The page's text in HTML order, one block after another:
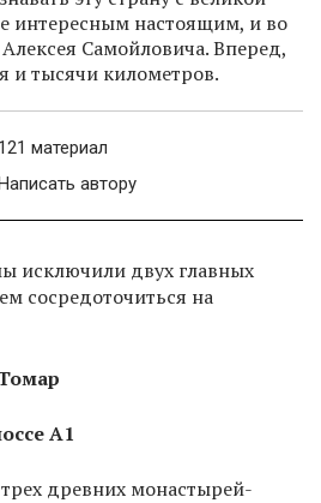
интересным настоящим, и во
Самойловича. Вперед,
и тысячи километров.
121 материал
автору
исключили двух главных
сосредоточиться на
А1
древних монастырей-